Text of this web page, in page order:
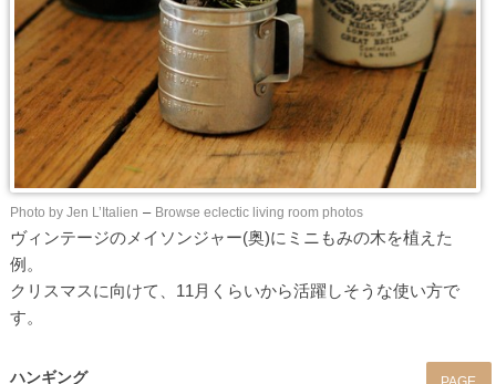
Photo by Jen L’Italien – Browse eclectic living room photos
ヴィンテージのメイソンジャー(奥)にミニもみの木を植えた
例。
クリスマスに向けて、11月くらいから活躍しそうな使い方で
す。
ハンギング